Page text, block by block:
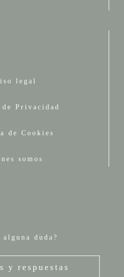
legal
Privacidad
de Cookies
somos
alguna duda?
y respuestas